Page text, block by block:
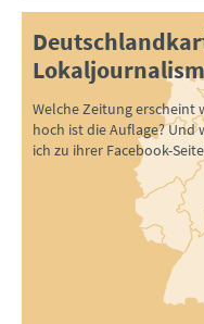
Welche Zeitung erscheint
hoch ist die Auflage? Und
ich zu ihrer Facebook-